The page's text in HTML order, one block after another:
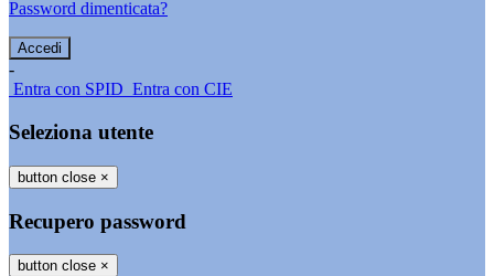
Password dimenticata?
-
Entra con SPID Entra con CIE
Seleziona utente
button close ×
Recupero password
button close ×